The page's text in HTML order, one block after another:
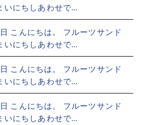
いにちしあわせで…
こんにちは。 フルーツサンド
いにちしあわせで…
こんにちは。 フルーツサンド
いにちしあわせで…
こんにちは。 フルーツサンド
いにちしあわせで…